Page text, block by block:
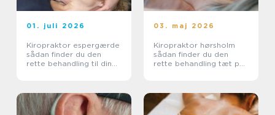
01. juli 2026
Kiropraktor espergærde
sådan finder du den
rette behandling til dine
03. maj 2026
Kiropraktor hørsholm
sådan finder du den
rette behandling tæt på